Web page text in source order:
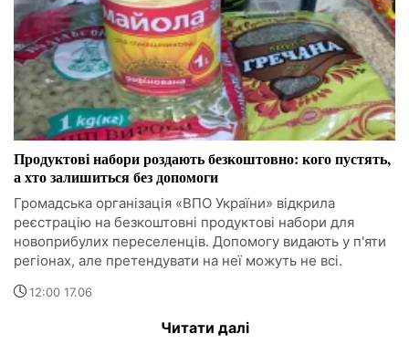
Продуктові набори роздають безкоштовно: кого пустять,
а хто залишиться без допомоги
Громадська організація «ВПО України» відкрила
реєстрацію на безкоштовні продуктові набори для
новоприбулих переселенців. Допомогу видають у п'яти
регіонах, але претендувати на неї можуть не всі.
12:00 17.06
Читати далі